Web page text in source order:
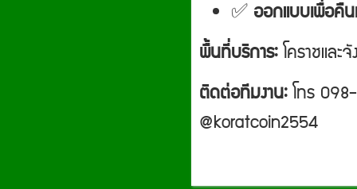
✅ ออกแบบเพื่อคื
พื้นที่บริการ:โคราชและ
ติดต่อทีมงาน:โทร
@koratcoin2554